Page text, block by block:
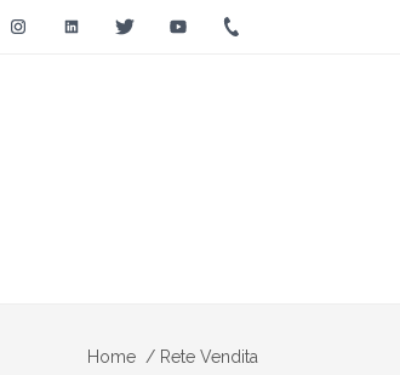
FacebookInstagramLinkedinTwitter Youtube
Home / Rete Vendita